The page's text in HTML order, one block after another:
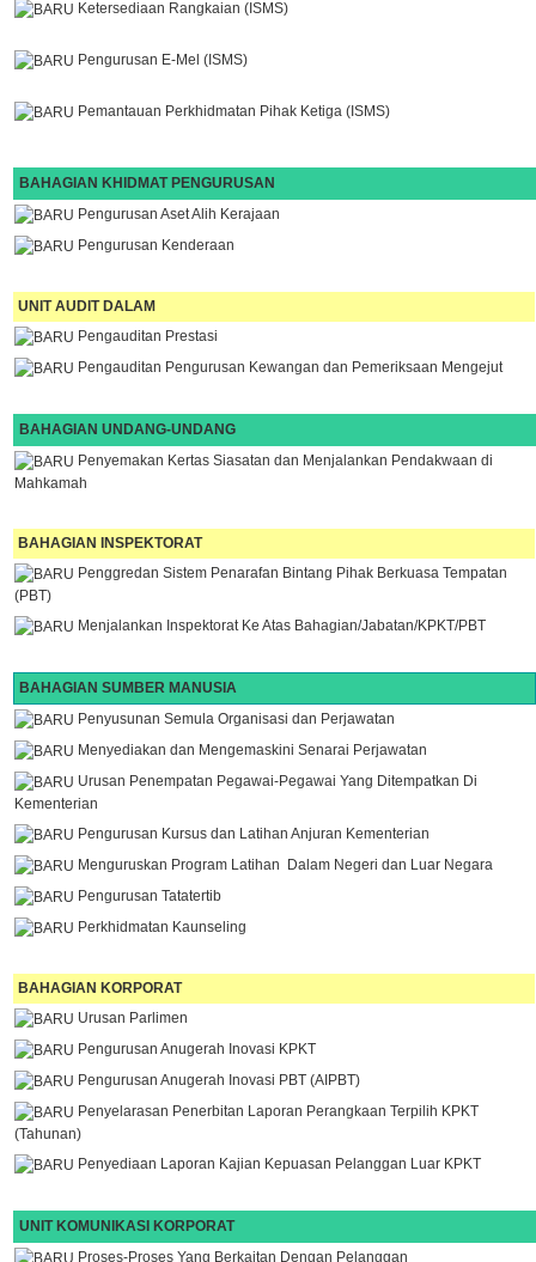
Ketersediaan Rangkaian (ISMS)
Pengurusan E-Mel (ISMS)
Pemantauan Perkhidmatan Pihak Ketiga (ISMS)
BAHAGIAN KHIDMAT PENGURUSAN
Pengurusan Aset Alih Kerajaan
Pengurusan Kenderaan
UNIT AUDIT DALAM
Pengauditan Prestasi
Pengauditan Pengurusan Kewangan dan Pemeriksaan Mengejut
BAHAGIAN UNDANG-UNDANG
Penyemakan Kertas Siasatan dan Menjalankan Pendakwaan di
Mahkamah
BAHAGIAN INSPEKTORAT
Penggredan Sistem Penarafan Bintang Pihak Berkuasa Tempatan
(PBT)
Menjalankan Inspektorat Ke Atas Bahagian/Jabatan/KPKT/PBT
BAHAGIAN SUMBER MANUSIA
Penyusunan Semula Organisasi dan Perjawatan
Menyediakan dan Mengemaskini Senarai Perjawatan
Urusan Penempatan Pegawai-Pegawai Yang Ditempatkan Di
Kementerian
Pengurusan Kursus dan Latihan Anjuran Kementerian
Menguruskan Program Latihan Dalam Negeri dan Luar Negara
Pengurusan Tatatertib
Perkhidmatan Kaunseling
BAHAGIAN KORPORAT
Urusan Parlimen
Pengurusan Anugerah Inovasi KPKT
Pengurusan Anugerah Inovasi PBT (AIPBT)
Penyelarasan Penerbitan Laporan Perangkaan Terpilih KPKT
(Tahunan)
Penyediaan Laporan Kajian Kepuasan Pelanggan Luar KPKT
UNIT KOMUNIKASI KORPORAT
Proses-Proses Yang Berkaitan Dengan Pelanggan